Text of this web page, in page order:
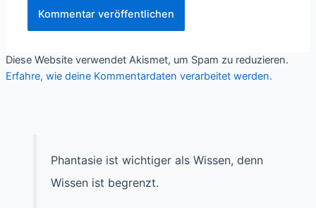
Diese Website verwendet Akismet, um Spam zu reduzieren.
Erfahre, wie deine Kommentardaten verarbeitet werden.
Phantasie ist wichtiger als Wissen, denn
Wissen ist begrenzt.